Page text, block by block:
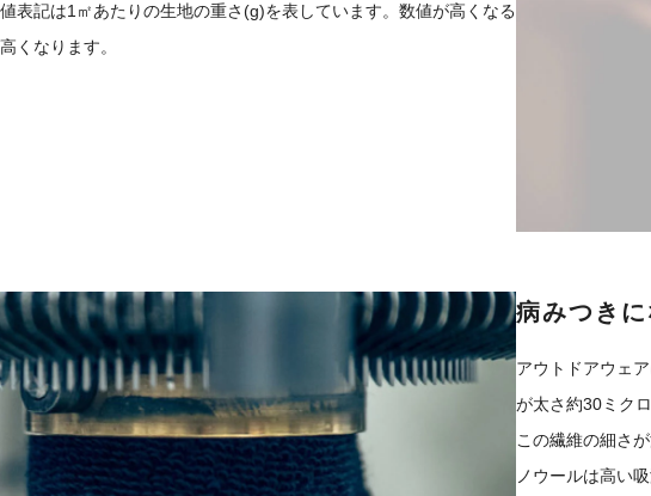
表記は1㎡あたりの生地の重さ(g)を表しています。数値が高くなる
くなります。
病みつき
アウトドアウェ
が太さ約30ミク
この繊維の細さ
ノウールは高い